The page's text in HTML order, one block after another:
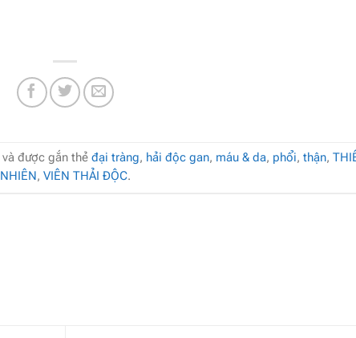
và được gắn thẻđại tràng, hải độc gan, máu & da, phổi,thận,
NHIÊN, VIÊN THẢI ĐỘC.